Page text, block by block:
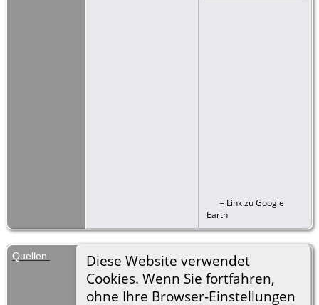
Diese Website verwendet
Cookies. Wenn Sie fortfahren,
ohne Ihre Browser-Einstellungen
= Link zu Google
Earth
Quellen
Geburt: Os III 1, S. 133; Geburts- und
Taufbuch von Rausen 1829, fol. 17 :
https://digi.archives.cz/da/permalink?
xid=be859230-f13c-102f-8255-